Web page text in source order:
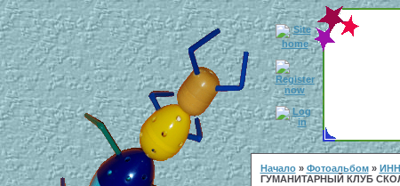
Начало» Фотоальбом»
ГУМАНИТАРНЫЙ КЛУБ